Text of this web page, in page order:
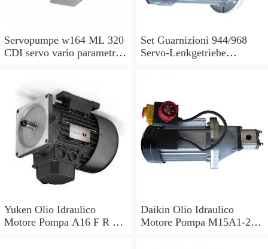
Servopumpe w164 ML 320
CDI servo vario parametri
Set Guarnizioni 944/968
Servo-Lenkgetriebe
Yuken Olio Idraulico
Motore Pompa A16 F R 01
Daikin Olio Idraulico
Motore Pompa M15A1-2-